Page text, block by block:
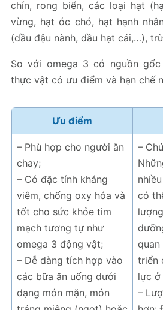
chín, rong biển, các loại hạt
vừng, hạt óc chó, hạt hạnh
(dầu đậu nành, dầu hạt cải,…),
So với omega 3 có nguồn
thực vật có ưu điểm và hạn chế
Ưu điểm
– Phù hợp cho người ăn
chay;
– Có đặc tính kháng
viêm, chống oxy hóa và
tốt cho sức khỏe tim
mạch tương tự như
omega 3 động vật;
– Dễ dàng tích hợp vào
các bữa ăn uống dưới
dạng món mặn, món
–
có
triển
lực ở
–